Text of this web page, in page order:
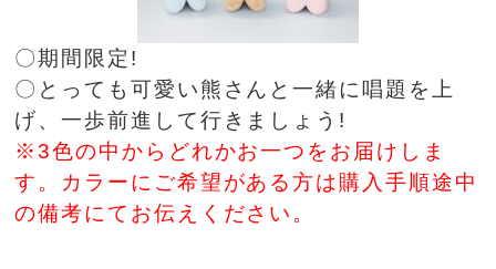
〇期間限定!
〇とっても可愛い熊さんと一緒に唱題を上
げ、一歩前進して行きましょう!
※3色の中からどれかお一つをお届けしま
す。カラーにご希望がある方は購入手順途中
の備考にてお伝えください。